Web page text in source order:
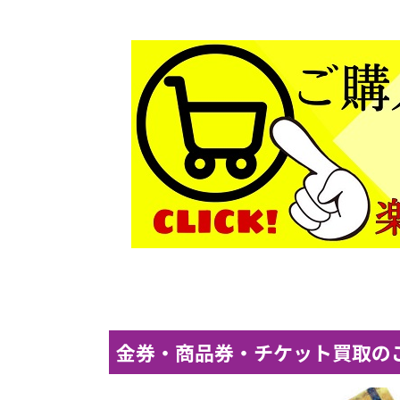
金券・商品券・チケット買取の